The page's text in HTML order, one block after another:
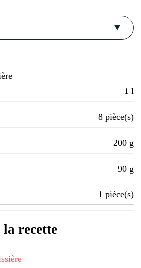
1 l
8 pièce(s)
200 g
90 g
1 pièce(s)
recette